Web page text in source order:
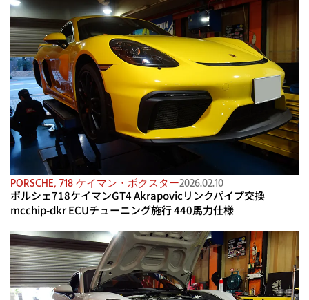
PORSCHE, 718 ケイマン・ボクスター2026.02.10
ポルシェ718ケイマンGT4 Akrapovicリンクパイプ交換
mcchip-dkr ECUチューニング施行 440馬力仕様